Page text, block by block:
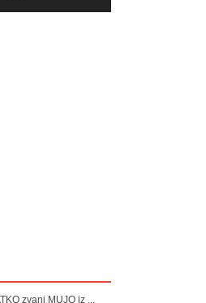
Gore/Dole
zvani MUJO iz ...